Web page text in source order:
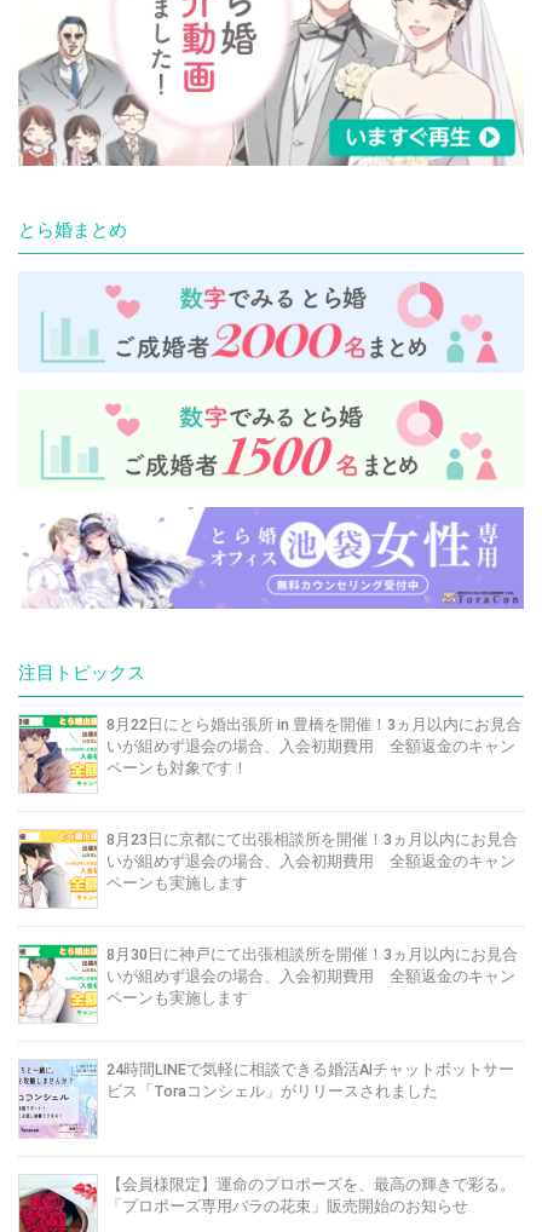
とら婚まとめ
注目トピックス
8月22日にとら婚出張所 in 豊橋を開催！3ヵ月以内にお見合
いが組めず退会の場合、入会初期費用 全額返金のキャン
ペーンも対象です！
8月23日に京都にて出張相談所を開催！3ヵ月以内にお見合
いが組めず退会の場合、入会初期費用 全額返金のキャン
ペーンも実施します
8月30日に神戸にて出張相談所を開催！3ヵ月以内にお見合
いが組めず退会の場合、入会初期費用 全額返金のキャン
ペーンも実施します
24時間LINEで気軽に相談できる婚活AIチャットボットサー
ビス「Toraコンシェル」がリリースされました
【会員様限定】運命のプロポーズを、最高の輝きで彩る。
「プロポーズ専用バラの花束」販売開始のお知らせ